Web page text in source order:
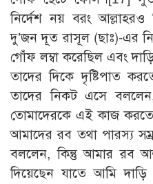
নির্দেশ নয় বরং আল্লাহরও
দু’জন দূত রাসূল (ছাঃ)-এর
গোঁফ লম্বা করেছিল এবং
তাদের দিকে দৃষ্টিপাত
তাদের নিকট এসে
তোমাদেরকে এই কাজ করতে
আমাদের রব তথা পারস্য
বললেন, কিন্তু আমার রব
দিয়েছেন যাতে আমি